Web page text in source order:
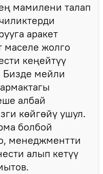
мамилени талап
аракет
маселе жолго
кеңейтүү
Бизде мейли
албай
көйгөйү ушул.
болбой
менеджментти
алып кетүү